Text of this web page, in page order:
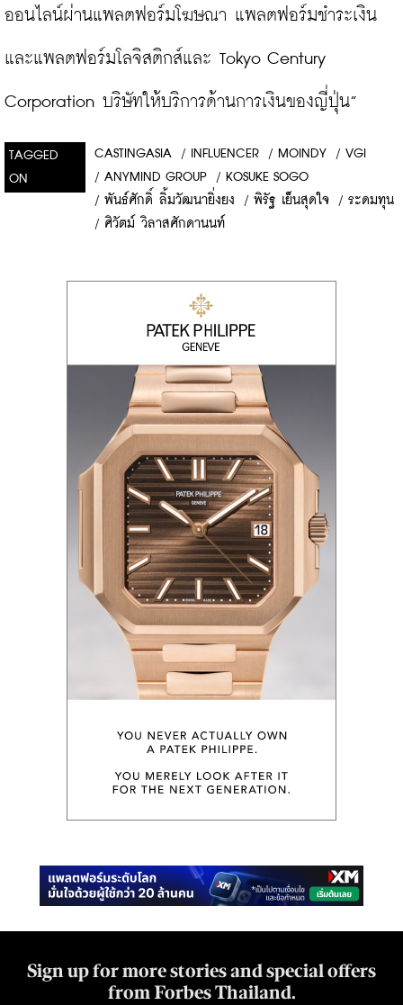
ออนไลน์ผ่านแพลตฟอร์มโฆษณา แพลตฟอร์มชำระเงิน
และแพลตฟอร์มโลจิสติกส์และ Tokyo Century
Corporation บริษัทให้บริการด้านการเงินของญี่ปุ่น”
TAGGED
ON
CASTINGASIA / INFLUENCER / MOINDY / VGI
/ ANYMIND GROUP / KOSUKE SOGO
/ พันธ์ศักดิ์ ลิ้มวัฒนายิ่งยง / พิรัฐ เย็นสุดใจ / ระดมทุน
/ ศิวัตม์ วิลาสศักดานนท์
Sign up for more stories and special offers
from Forbes Thailand.